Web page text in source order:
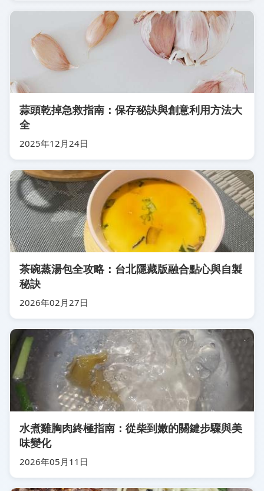
蒜頭乾掉急救指南：保存秘訣與創意利用方法大
全
2025年12月24日
茶碗蒸湯包全攻略：台北隱藏版融合點心與自製
秘訣
2026年02月27日
水煮雞胸肉終極指南：從柴到嫩的關鍵步驟與美
味變化
2026年05月11日